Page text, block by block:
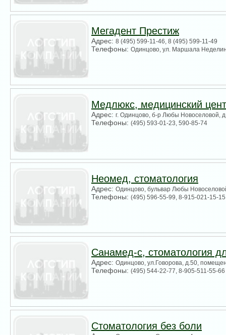
Мегадент Престиж
Адрес:8 (495) 599-11-46, 8 (495) 599-11-49
Телефоны:Одинцово, ул. Маршала
Медлюкс, медицинский
Адрес:г. Одинцово, б-р Любы Новоселовой,
Телефоны:(495) 593-01-23, 590-85-74
Неомед, стоматология
Адрес:Одинцово, бульвар Любы
Телефоны:(495) 596-55-99, 8-915-021-15-15
Санамед-с, стоматология
Адрес:Одинцово, ул.Говорова, д.50,
Телефоны:(495) 544-22-77, 8-905-511-55-66
Стоматология без боли